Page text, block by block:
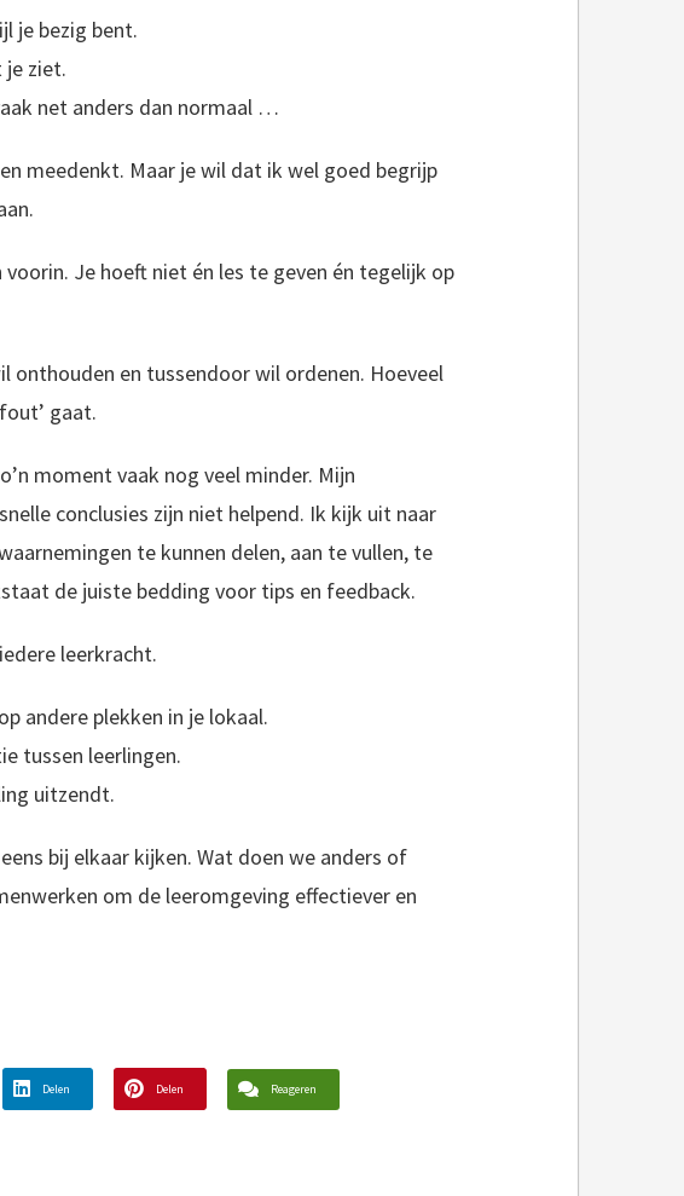
je bezig bent.
je ziet.
net anders dan normaal …
meedenkt. Maar je wil dat ik wel goed begrijp
Je hoeft niet én les te geven én tegelijk op
onthouden en tussendoor wil ordenen. Hoeveel
gaat.
moment vaak nog veel minder. Mijn
conclusies zijn niet helpend. Ik kijk uit naar
te kunnen delen, aan te vullen, te
de juiste bedding voor tips en feedback.
leerkracht.
andere plekken in je lokaal.
tussen leerlingen.
uitzendt.
bij elkaar kijken. Wat doen we anders of
om de leeromgeving effectiever en
Delen Delen Reageren